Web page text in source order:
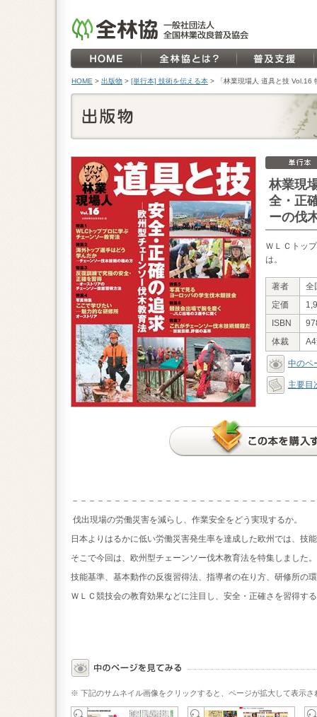
HOME > 出版物 > [単行本] 技術を伝える本 > 「林業現場人 道具と技
林業現
全・正
ーの伐
ＷＬＣトッ
は。
著者
全
定価
ISBN
体裁
中のペ
主要目
－－－－－－－－－－－－－－－－－－－－－－－－－－－－
伐出現場の労働災害を減らし、作業安全をどう実現するか。
日本よりはるかに低い労働災害発生率を達成した欧州では、技
そこで今回は、欧州型チェーンソー伐木教育法を特集しました。
技能基準、基本動作の反復習得法、指導者の在り方、研修所の
ＷＬＣ競技会の教育効果などに注目し、安全・正確さを習得す
※ 下記のサムネイル画像をクリックすると、ページが拡大して表示さ